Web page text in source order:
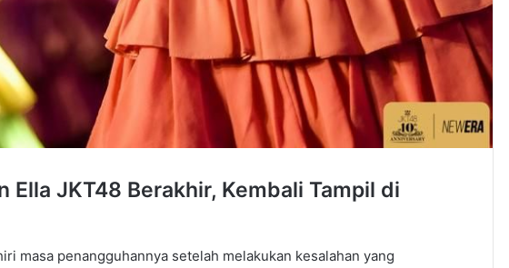
Ella JKT48 Berakhir, Kembali Tampil di
masa penangguhannya setelah melakukan kesalahan yang